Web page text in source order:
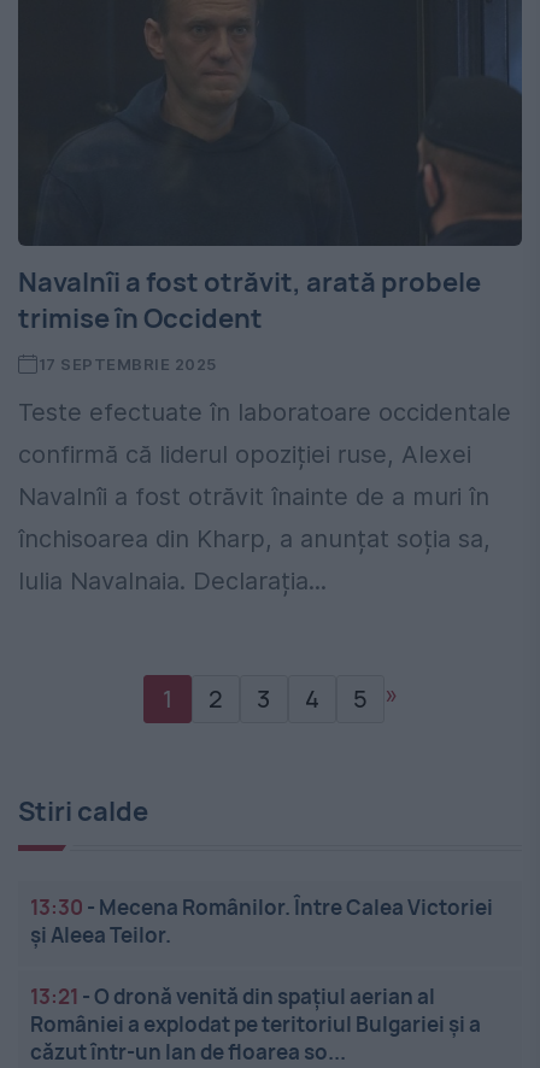
Navalnîi a fost otrăvit, arată probele
trimise în Occident
17 SEPTEMBRIE 2025
Teste efectuate în laboratoare occidentale
confirmă că liderul opoziției ruse, Alexei
Navalnîi a fost otrăvit înainte de a muri în
închisoarea din Kharp, a anunțat soția sa,
Iulia Navalnaia. Declarația...
1 2 3 4 5 »
Stiri calde
13:30 - Mecena Românilor. Între Calea Victoriei
și Aleea Teilor.
13:21 -O dronă venită din spațiul aerian al
României a explodat pe teritoriul Bulgariei și a
căzut într-un lan de floarea so...